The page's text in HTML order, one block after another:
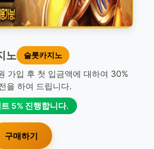
노 슬롯카지노
가입 후 첫 입금액에 대하여 30%
을 하여 드립니다.
5% 진행합니다.
구매하기